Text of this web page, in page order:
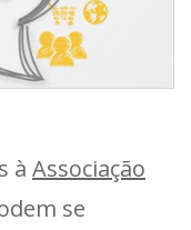
à Associação
se